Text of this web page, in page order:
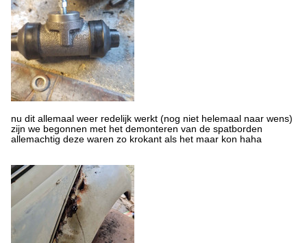
nu dit allemaal weer redelijk werkt (nog niet helemaal naar wens)
zijn we begonnen met het demonteren van de spatborden
allemachtig deze waren zo krokant als het maar kon haha